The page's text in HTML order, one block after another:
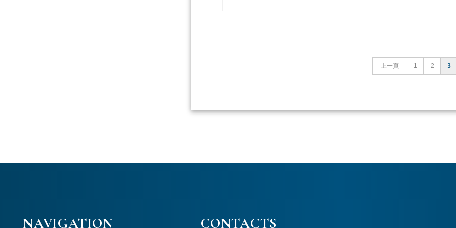
上一頁 1 2 3
NAVIGATION CONTACTS